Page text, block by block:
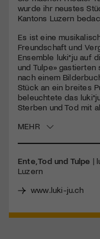
seconds
wurde ihr neustes
Kantons Luzern
Es ist eine
Freundschaft und
Ensemble luki*ju auf
und Tulpe»
nach einem
Stück an ein breites
beleuchtete das
Sterben und Tod mit
MEHR
Ente, Tod und Tulpe |
Luzern
www.luki-ju.ch